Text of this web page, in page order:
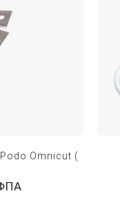
Omnicut (